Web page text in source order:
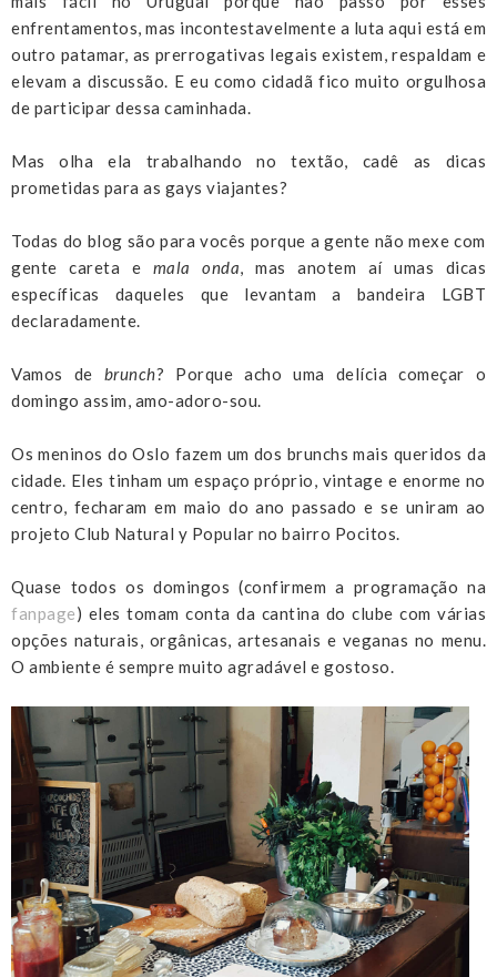
enfrentamentos, mas incontestavelmente a luta aqui está em
outro patamar, as prerrogativas legais existem, respaldam e
elevam a discussão. E eu como cidadã fico muito orgulhosa
de participar dessa caminhada.
Mas olha ela trabalhando no textão, cadê as dicas
prometidas para as gays viajantes?
Todas do blog são para vocês porque a gente não mexe com
gente careta e mala onda, mas anotem aí umas dicas
específicas daqueles que levantam a bandeira LGBT
declaradamente.
Vamos de brunch? Porque acho uma delícia começar o
domingo assim, amo-adoro-sou.
Os meninos do Oslo fazem um dos brunchs mais queridos da
cidade. Eles tinham um espaço próprio, vintage e enorme no
centro, fecharam em maio do ano passado e se uniram ao
projeto Club Natural y Popular no bairro Pocitos.
Quase todos os domingos (confirmem a programação na
fanpage) eles tomam conta da cantina do clube com várias
opções naturais, orgânicas, artesanais e veganas no menu.
O ambiente é sempre muito agradável e gostoso.